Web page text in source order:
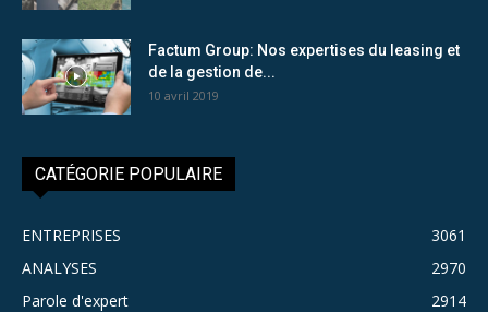
Factum Group: Nos expertises du leasing et
de la gestion de...
10 avril 2019
CATÉGORIE POPULAIRE
ENTREPRISES
3061
ANALYSES
2970
Parole d'expert
2914